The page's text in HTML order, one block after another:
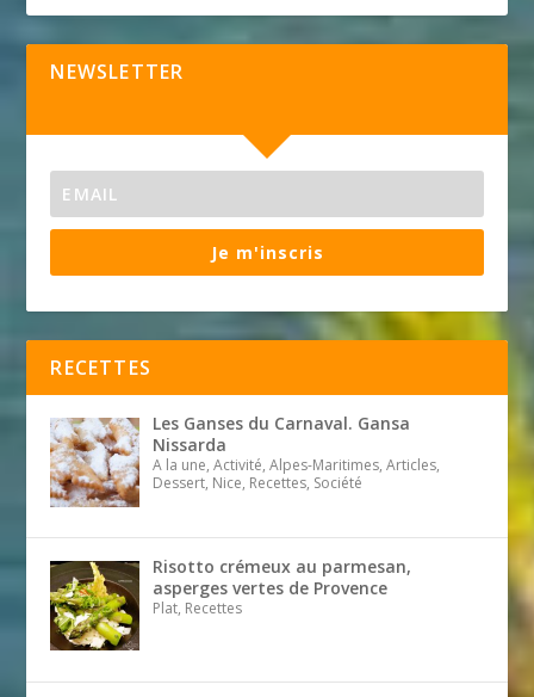
NEWSLETTER
Je m'inscris
RECETTES
Les Ganses du Carnaval. Gansa
Nissarda
A la une, Activité, Alpes-Maritimes, Articles,
Dessert, Nice, Recettes, Société
Risotto crémeux au parmesan,
asperges vertes de Provence
Plat, Recettes